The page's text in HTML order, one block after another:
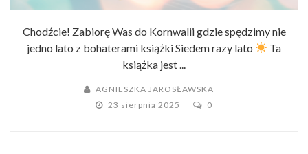
Chodźcie! Zabiorę Was do Kornwalii gdzie spędzimy nie
jedno lato z bohaterami książki Siedem razy lato
Ta
książka jest ...
AGNIESZKA JAROSŁAWSKA
23 sierpnia 2025
0